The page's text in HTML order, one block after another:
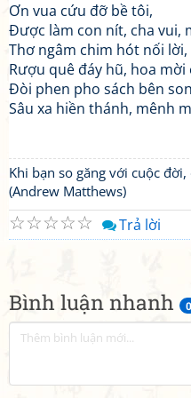
Bình luận nhanh 0
Ơn vua cứu đỡ bề tôi,
Được làm con nít, cha vui,
Thơ ngâm chim hót nối lời,
Rượu quê đáy hũ, hoa mời
Đòi phen pho sách bên
Sâu xa hiền thánh, mênh
Khi bạn so găng với cuộc
(Andrew Matthews)
☆
☆
☆
☆
☆ Trả lời